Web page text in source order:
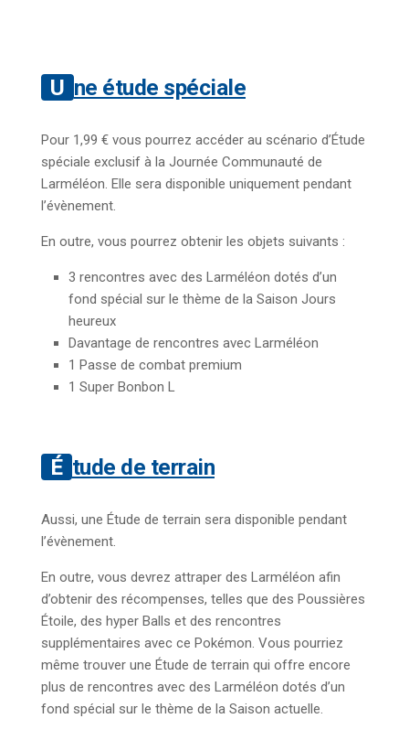
Une étude spéciale
Pour 1,99 € vous pourrez accéder au scénario d’Étude
spéciale exclusif à la Journée Communauté de
Larméléon. Elle sera disponible uniquement pendant
l’évènement.
En outre, vous pourrez obtenir les objets suivants :
3 rencontres avec des Larméléon dotés d’un
fond spécial sur le thème de la Saison Jours
heureux
Davantage de rencontres avec Larméléon
1 Passe de combat premium
1 Super Bonbon L
Étude de terrain
Aussi, une Étude de terrain sera disponible pendant
l’évènement.
En outre, vous devrez attraper des Larméléon afin
d’obtenir des récompenses, telles que des Poussières
Étoile, des hyper Balls et des rencontres
supplémentaires avec ce Pokémon. Vous pourriez
même trouver une Étude de terrain qui offre encore
plus de rencontres avec des Larméléon dotés d’un
fond spécial sur le thème de la Saison actuelle.